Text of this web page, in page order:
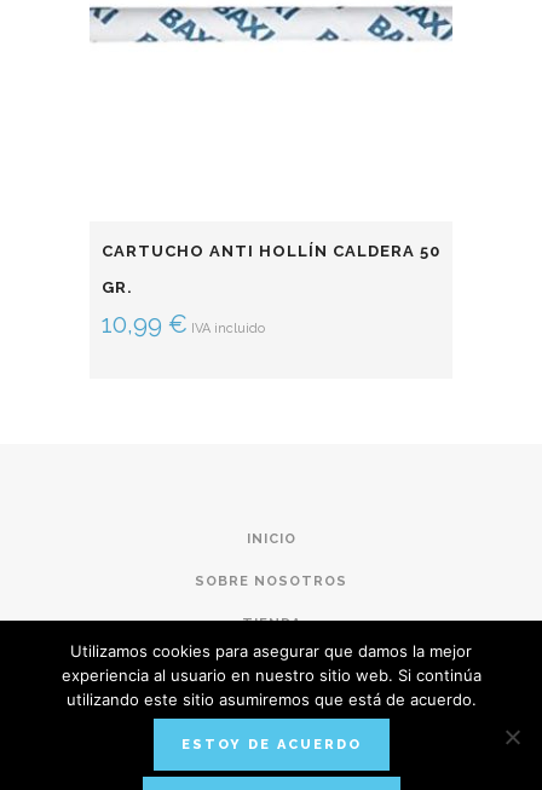
CARTUCHO ANTI HOLLÍN CALDERA 50
GR.
10,99 € IVA incluido
INICIO
SOBRE NOSOTROS
TIENDA
CONDICIONES DE COMPRA
POLÍTICA DE PRIVACIDAD
AVISO LEGAL
Utilizamos cookies para asegurar que damos la mejor
experiencia al usuario en nuestro sitio web. Si continúa
utilizando este sitio asumiremos que está de acuerdo.
ESTOY DE ACUERDO